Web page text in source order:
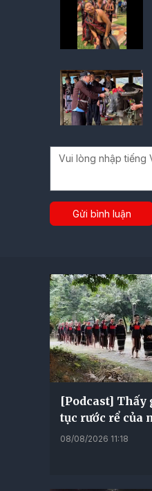
Gửi bình luận
[Podcast]
tục rước rể của
08/08/2026 11:18